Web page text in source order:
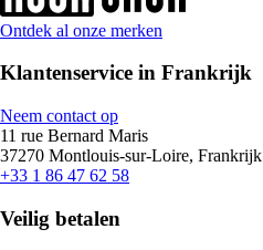
Ontdek al onze merken
Klantenservice in Frankrijk
Neem contact op
11 rue Bernard Maris
37270 Montlouis-sur-Loire, Frankrijk
+33 1 86 47 62 58
Veilig betalen